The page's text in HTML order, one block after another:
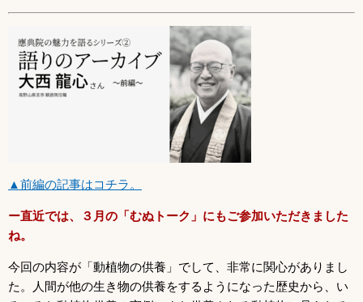
▲前編の記事はコチラ。
ー直近では、３月の「むぬトーク」にもご参加いただきました
ね。
今回の内容が「動植物の供養」でして、非常に関心がありまし
た。人間が他の生き物の供養をするようになった歴史から、い